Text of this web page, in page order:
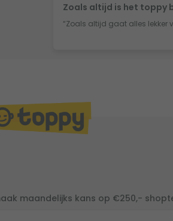
Zoals altijd is het toppy
“Zoals altijd gaat alles lekker
maandelijks kans op €250,-